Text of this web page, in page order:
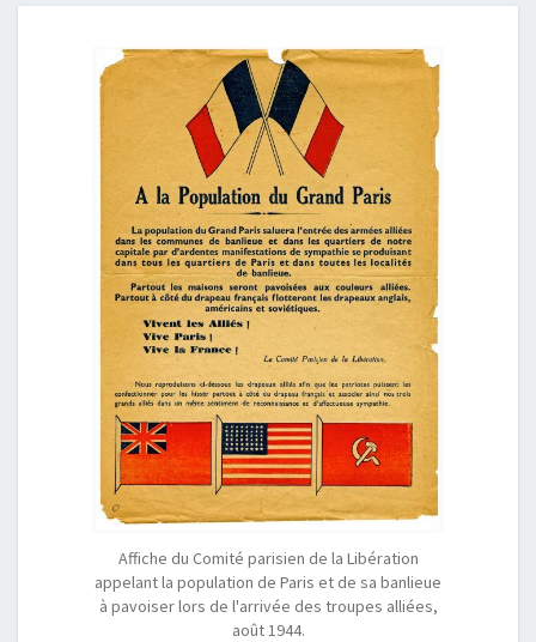
Affiche du Comité parisien de la Libération
appelant la population de Paris et de sa banlieue
à pavoiser lors de l'arrivée des troupes alliées,
août 1944.